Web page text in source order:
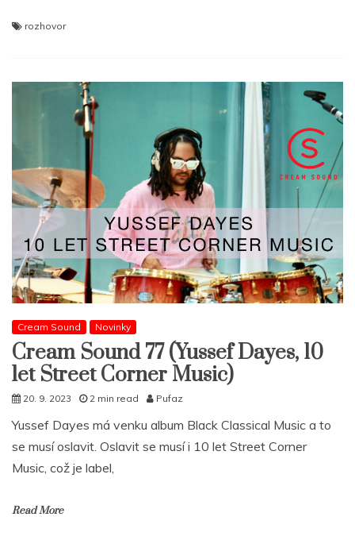
rozhovor
Cream Sound Novinky
Cream Sound 77 (Yussef Dayes, 10
let Street Corner Music)
20. 9. 2023 2 min read Pufaz
Yussef Dayes má venku album Black Classical Music a to
se musí oslavit. Oslavit se musí i 10 let Street Corner
Music, což je label,
Read More